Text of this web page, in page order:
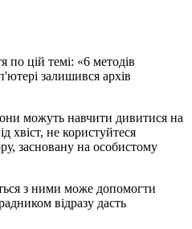
по цій темі: «6 методів
залишився архів
можуть навчити дивитися на
хвіст, не користуйтеся
засновану на особистому
з ними може допомогти
відразу дасть